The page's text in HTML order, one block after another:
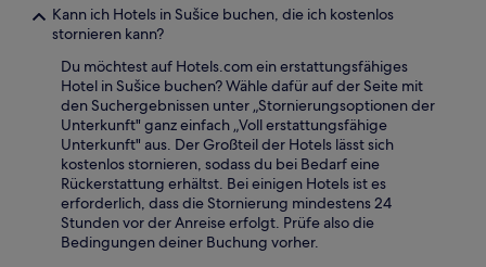
Kann ich Hotels in Sušice buchen, die ich kostenlos
stornieren kann?
Du möchtest auf Hotels.com ein erstattungsfähiges
Hotel in Sušice buchen? Wähle dafür auf der Seite mit
den Suchergebnissen unter „Stornierungsoptionen der
Unterkunft" ganz einfach „Voll erstattungsfähige
Unterkunft" aus. Der Großteil der Hotels lässt sich
kostenlos stornieren, sodass du bei Bedarf eine
Rückerstattung erhältst. Bei einigen Hotels ist es
erforderlich, dass die Stornierung mindestens 24
Stunden vor der Anreise erfolgt. Prüfe also die
Bedingungen deiner Buchung vorher.